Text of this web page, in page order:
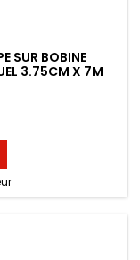
SUR BOBINE
3.75CM X 7M